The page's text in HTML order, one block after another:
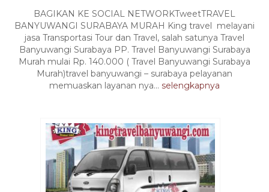
BAGIKAN KE SOCIAL NETWORKTweetTRAVEL
BANYUWANGI SURABAYA MURAH King travel melayani
jasa Transportasi Tour dan Travel, salah satunya Travel
Banyuwangi Surabaya PP. Travel Banyuwangi Surabaya
Murah mulai Rp. 140.000 ( Travel Banyuwangi Surabaya
Murah)travel banyuwangi – surabaya pelayanan
memuaskan layanan nya... selengkapnya